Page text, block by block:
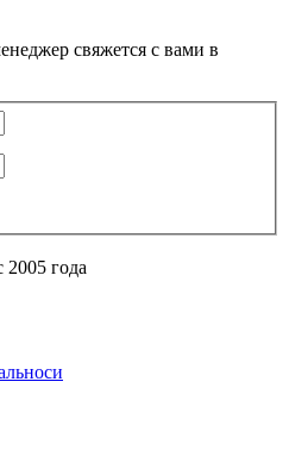
свяжется с вами в
года